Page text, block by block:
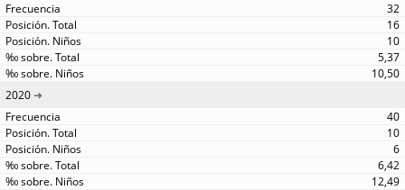
32
16
10
5,37
10,50
2020
40
10
6
6,42
12,49